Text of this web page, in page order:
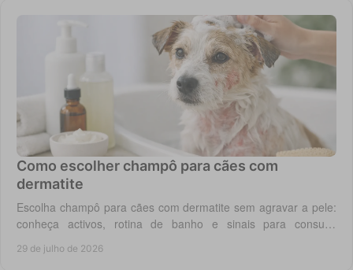
Como escolher champô para cães com
dermatite
Escolha champô para cães com dermatite sem agravar a pele:
conheça activos, rotina de banho e sinais para consulta
29 de julho de 2026